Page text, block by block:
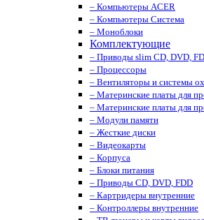
– Компьютеры ACER
– Компьютеры Система
– Моноблоки
Комплектующие
– Приводы slim CD, DVD,
– Процессоры
– Вентиляторы и системы
– Материнские платы для
– Материнские платы для
– Модули памяти
– Жесткие диски
– Видеокарты
– Корпуса
– Блоки питания
– Приводы CD, DVD, FDD
– Картридеры внутренние
– Контроллеры внутренние